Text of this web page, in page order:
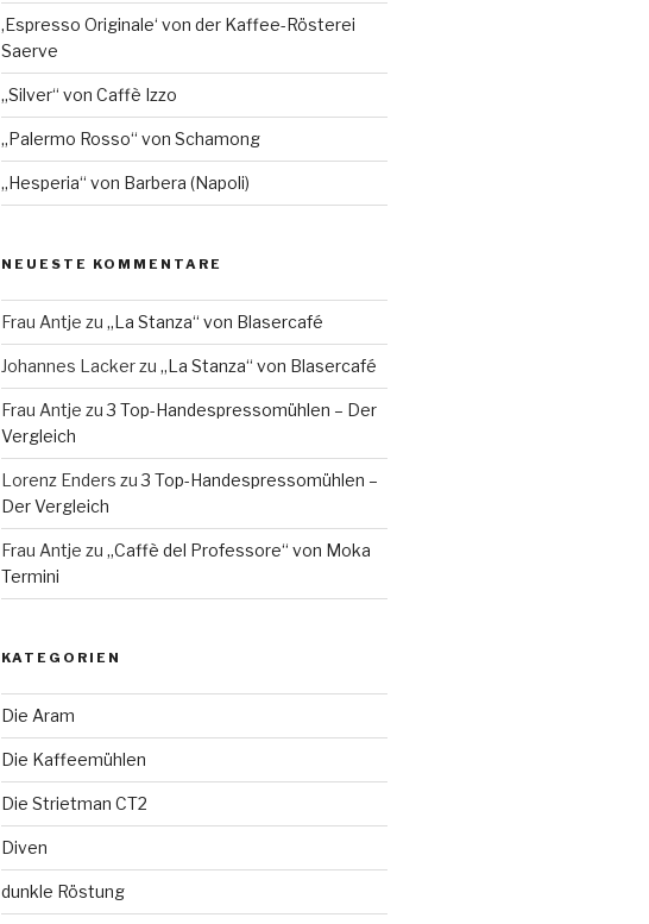
‚Espresso Originale‘ von der Kaffee-Rösterei
Saerve
„Silver“ von Caffè Izzo
„Palermo Rosso“ von Schamong
„Hesperia“ von Barbera (Napoli)
NEUESTE KOMMENTARE
Frau Antje zu „La Stanza“ von Blasercafé
Johannes Lackerzu „La Stanza“ von Blasercafé
Frau Antje zu3 Top-Handespressomühlen – Der
Vergleich
Lorenz Enders zu3 Top-Handespressomühlen –
Der Vergleich
Frau Antje zu „Caffè del Professore“ von Moka
Termini
KATEGORIEN
Die Aram
Die Kaffeemühlen
Die Strietman CT2
Diven
dunkle Röstung